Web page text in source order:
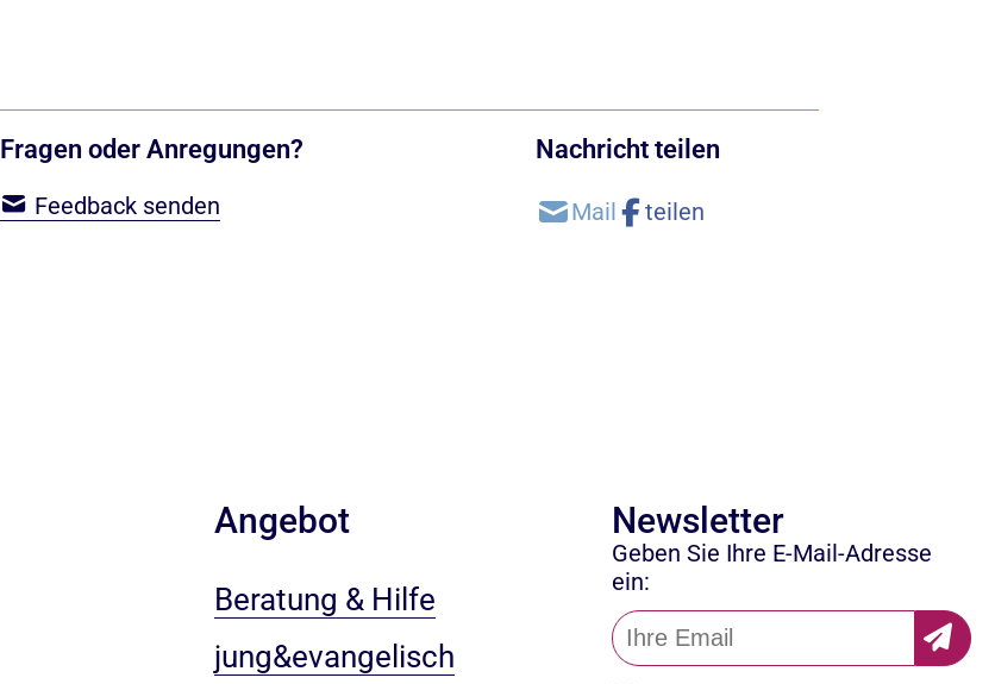
Fragen oder Anregungen?
Feedback senden
Nachricht teilen
Angebot
Beratung & Hilfe
jung&evangelisch
Newsletter
Geben Sie Ihre E-Mail-Adresse
ein: